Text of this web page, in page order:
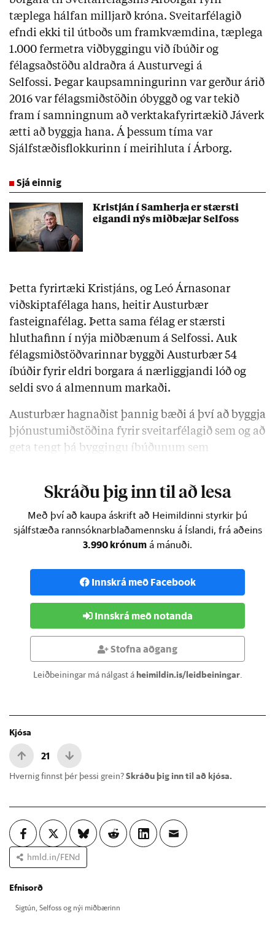
tæplega hálfan milljarð króna. Sveitarfélagið
efndi ekki til útboðs um framkvæmdina, tæplega
1.000 fermetra viðbyggingu við íbúðir og
félagsaðstöðu aldraðra á Austurvegi á
Selfossi. Þegar kaupsamningurinn var gerður árið
2016 var félagsmiðstöðin óbyggð og var tekið
fram í samningnum að verktakafyrirtækið Jáverk
ætti að byggja hana. Á þessum tíma var
Sjálfstæðisflokkurinn í meirihluta í Árborg.
Sjá einnig
Kristján í Samherja er stærsti
eigandi nýs miðbæjar Selfoss
Þetta fyrirtæki Kristjáns, og Leó Árnasonar
viðskiptafélaga hans, heitir Austurbær
fasteignafélag. Þetta sama félag er stærsti
hluthafinn í nýja miðbænum á Selfossi. Auk
félagsmiðstöðvarinnar byggði Austurbær 54
íbúðir fyrir eldri borgara á nærliggjandi lóð og
seldi svo á almennum markaði.
Austurbær hagnaðist þannig bæði á því að byggja
þjónustumiðstöðina fyrir sveitarfélagið sem og að
geta tengt þá byggingu íbúðunum sem
Skráðu þig inn til að lesa
Með því að kaupa áskrift að Heimildinni styrkir þú
sjálfstæða rannsóknarblaðamennsku á Íslandi, frá aðeins
3.990 krónum á mánuði.
Innskrá með Facebook
Innskrá með notanda
Stofna aðgang
Leiðbeiningar má nálgast áheimildin.is/leidbeiningar.
Kjósa
21
Hvernig finnst þér þessi grein?Skráðu þig inn til að kjósa.
hmld.in/FENd
Efnisorð
Sig­tún, Sel­foss og nýi mið­bær­inn